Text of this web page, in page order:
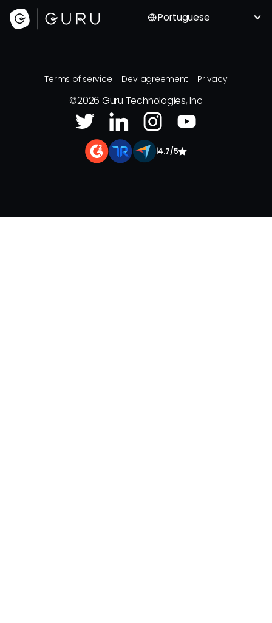
Portuguese
Terms of service Dev agreement Privacy
©2026 Guru Technologies, Inc
4.7/5